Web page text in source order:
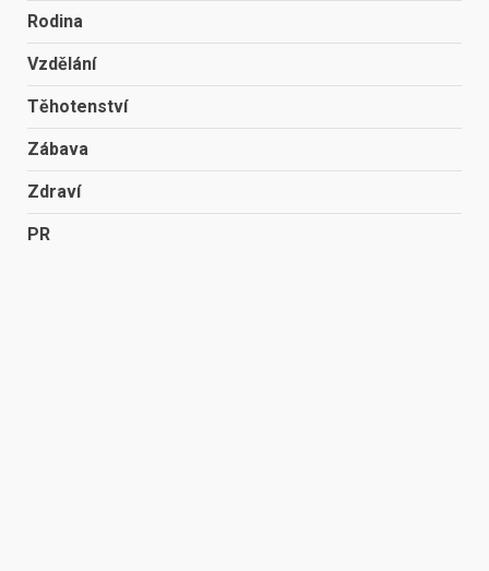
Rodina
Vzdělání
Těhotenství
Zábava
Zdraví
PR